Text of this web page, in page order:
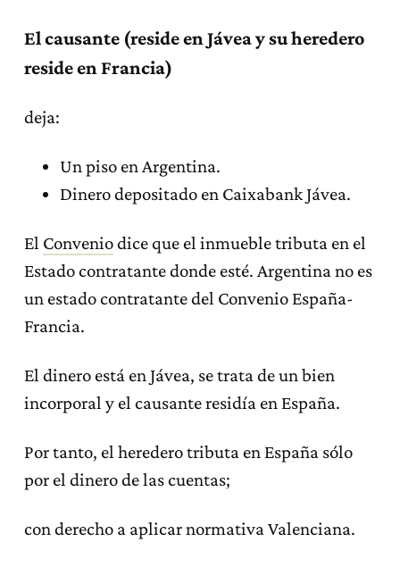
El causante (reside en Jávea y su heredero
reside en Francia)
deja:
Un piso en Argentina.
Dinero depositado en Caixabank Jávea.
El Conveniodice que el inmueble tributa en el
Estado contratante donde esté. Argentina no es
un estado contratante del Convenio España-
Francia.
El dinero está en Jávea, se trata de un bien
incorporal y el causante residía en España.
Por tanto, el heredero tributa en España sólo
por el dinero de las cuentas;
con derecho a aplicar normativa Valenciana.